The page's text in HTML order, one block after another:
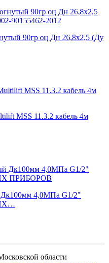
90гр оц Дн 26,8х2,5 (Ду
MSS 11.3.2 кабель 4м
4,0МПа G1/2"
области